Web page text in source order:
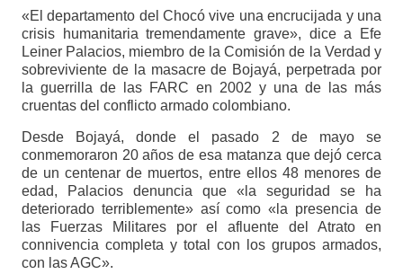
«El departamento del Chocó vive una encrucijada y una
crisis humanitaria tremendamente grave», dice a Efe
Leiner Palacios, miembro de la Comisión de la Verdad y
sobreviviente de la masacre de Bojayá, perpetrada por
la guerrilla de las FARC en 2002 y una de las más
cruentas del conflicto armado colombiano.
Desde Bojayá, donde el pasado 2 de mayo se
conmemoraron 20 años de esa matanza que dejó cerca
de un centenar de muertos, entre ellos 48 menores de
edad, Palacios denuncia que «la seguridad se ha
deteriorado terriblemente» así como «la presencia de
las Fuerzas Militares por el afluente del Atrato en
connivencia completa y total con los grupos armados,
con las AGC».